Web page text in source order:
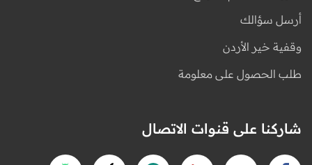
أرسل سؤالك
وقفية خير الأردن
طلب الحصول على معلومة
شاركنا على قنوات الاتصال